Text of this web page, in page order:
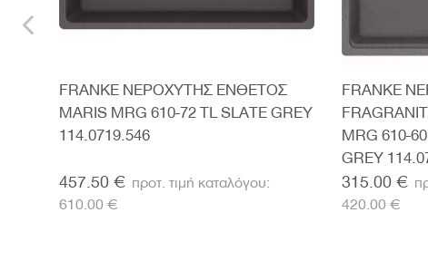
FRANKE ΝΕΡΟΧΥΤΗΣ ΕΝΘΕΤΟΣ
MARIS MRG 610-72 TL SLATE GREY
114.0719.546
457.50 €
610.00 €
FRANKE
MRG 610-
GREY
315.00 €
420.00 €